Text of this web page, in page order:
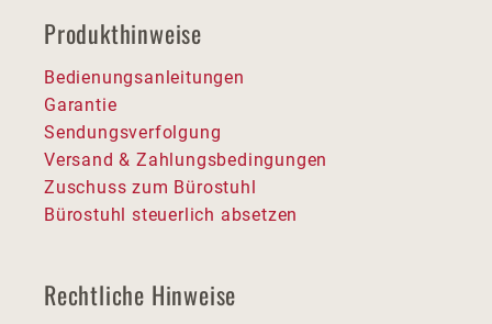
Produkthinweise
Bedienungsanleitungen
Garantie
Sendungsverfolgung
Versand & Zahlungsbedingungen
Zuschuss zum Bürostuhl
Bürostuhl steuerlich absetzen
Rechtliche Hinweise